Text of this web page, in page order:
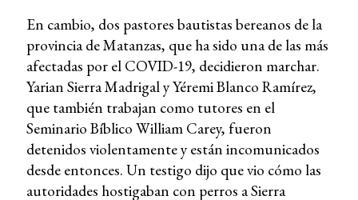
En cambio, dos pastores bautistas bereanos de la
provincia de Matanzas, que ha sido una de las más
afectadas por el COVID-19, decidieron marchar.
Yarian Sierra Madrigal y Yéremi Blanco Ramírez,
que también trabajan como tutores en el
Seminario Bíblico William Carey, fueron
detenidos violentamente y están incomunicados
desde entonces. Un testigo dijo que vio cómo las
autoridades hostigaban con perros a Sierra